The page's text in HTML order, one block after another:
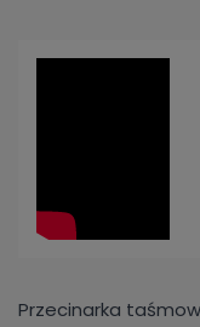
Przecinarka